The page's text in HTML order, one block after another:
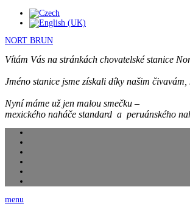
NORT BRUN
Vítám Vás na stránkách chovatelské stanice
Jméno stanice jsme získali díky našim
Nyní máme už jen malou smečku –
mexického naháče standard a peruánského
menu